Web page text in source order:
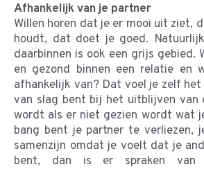
Afhankelijk van je partner
Willen horen dat je er mooi uit ziet,
houdt, dat doet je goed.
daarbinnen is ook een grijs gebied.
en gezond binnen een relatie en
afhankelijk van? Dat voel je zelf het
van slag bent bij het uitblijven van
wordt als er niet gezien wordt wat
bang bent je partner te verliezen,
samenzijn omdat je voelt dat je
bent, dan is er spraken